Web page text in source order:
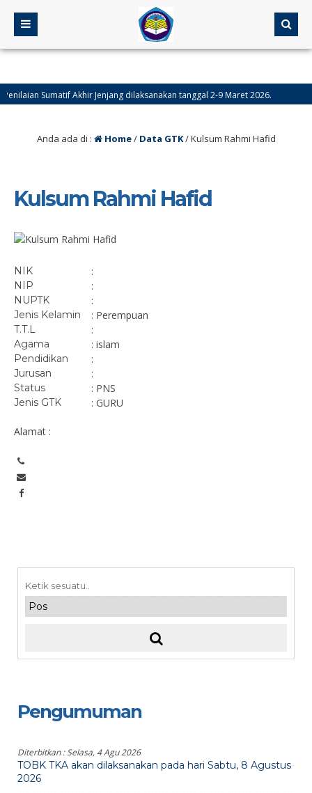
Sumatif Akhir Jenjang dilaksanakan tanggal 2-9 Maret 2026.
menunaikan ibadah puasa 1447 H.
Anda ada di : Home/ Data GTK/Kulsum Rahmi Hafid
Kulsum Rahmi Hafid
NIK :
NIP :
NUPTK :
Jenis Kelamin : Perempuan
T.T.L :
Agama : islam
Pendidikan :
Jurusan :
Status : PNS
Jenis GTK : GURU
Alamat :
Pengumuman
Diterbitkan :Selasa, 4 Agu 2026
TOBK TKA akan dilaksanakan pada hari Sabtu, 8 Agustus
2026